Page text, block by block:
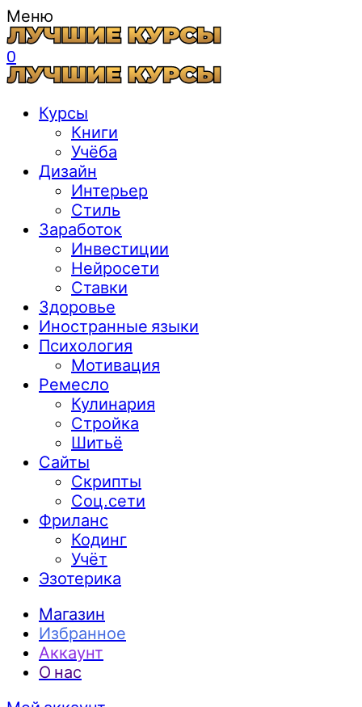
Меню
0
Курсы
Книги
Учёба
Дизайн
Интерьер
Стиль
Заработок
Инвестиции
Нейросети
Ставки
Здоровье
Иностранные языки
Психология
Мотивация
Ремесло
Кулинария
Стройка
Шитьё
Сайты
Скрипты
Соц.сети
Фриланс
Кодинг
Учёт
Эзотерика
Магазин
Избранное
Аккаунт
О нас